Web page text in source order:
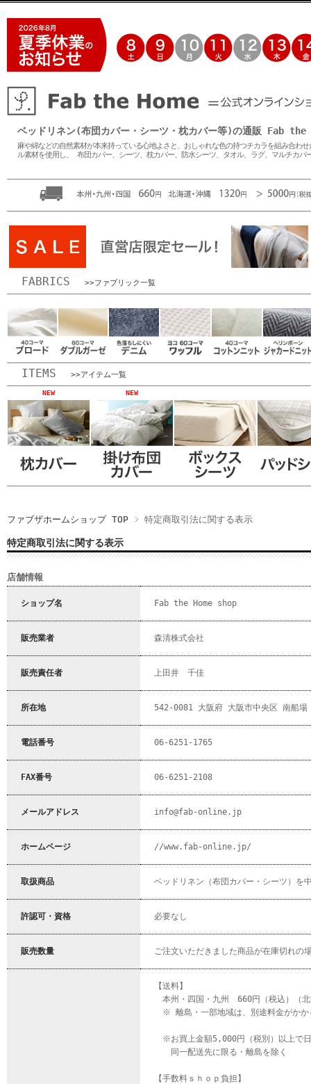
ベッドリネン(布団カバー・シーツ・枕カバー等)の通販 Fab
麻や綿などの自然素材が本来持っている心地よさと、おしゃれな色の持つチカラを組み合
ル素材を使用し、 布団カバー、シーツ、枕カバー、防水シーツ、タオル、ラグ、マルチカバ
FABRICS >>ファブリック一覧
ITEMS >>アイテム一覧
NEW NEW
ファブザホームショップ TOP 特定商取引法に関する表示
特定商取引法に関する表示
店舗情報
ショップ名 Fab the Home shop
販売業者 森清株式会社
販売責任者 上田井 千佳
所在地 542-0081 大阪府 大阪市中央区 南船
電話番号 06-6251-1765
FAX番号 06-6251-2108
メールアドレス info@fab-online.jp
ホームページ //www.fab-online.jp/
取扱商品 ベッドリネン（布団カバー・シーツ）を
許認可・資格 必要なし
販売数量 ご注文いただきました商品が在庫切れの
【送料】
本州・四国・九州 660円（税込）（
※ 離島・一部地域は、別途料金がかか
※お買上金額5,000円（税別）以上で
同一配送先に限る・離島を除く
【手数料ｓｈｏｐ負担】